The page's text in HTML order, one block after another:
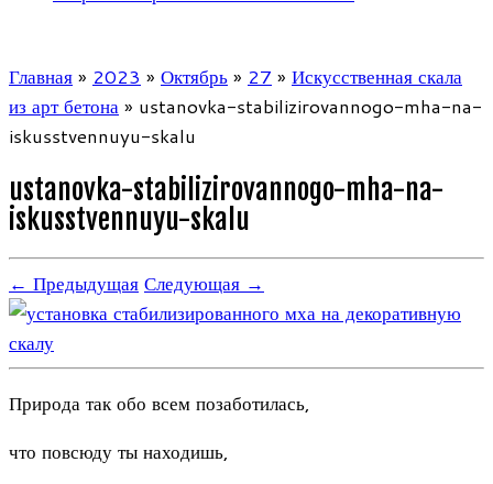
Главная » 2023 » Октябрь » 27 » Искусственная скала
из арт бетона » ustanovka-stabilizirovannogo-mha-na-
iskusstvennuyu-skalu
ustanovka-stabilizirovannogo-mha-na-
iskusstvennuyu-skalu
← Предыдущая Следующая →
Природа так обо всем позаботилась,
что повсюду ты находишь,